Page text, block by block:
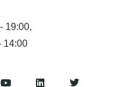
19:00,
14:00